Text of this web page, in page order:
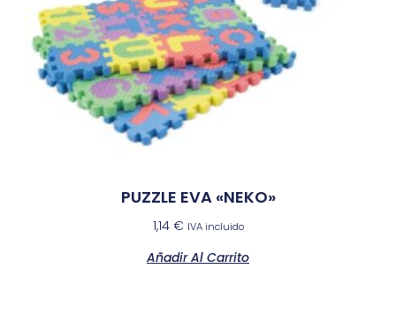
PUZZLE EVA «NEKO»
1,14 € IVA incluido
Añadir Al Carrito